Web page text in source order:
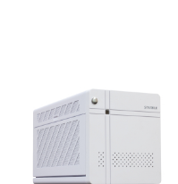
PowerColor
NewerTech
RebDrive／FireRack